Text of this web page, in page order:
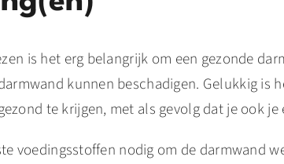
is het erg belangrijk om een gezonde
kunnen beschadigen. Gelukkig is
te krijgen, met als gevolg dat je ook
voedingsstoffen nodig om de darmwand